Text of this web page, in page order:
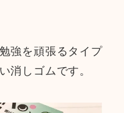
強を頑張るタイプ
消しゴムです。